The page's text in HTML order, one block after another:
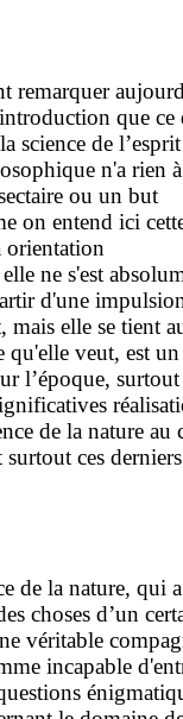
remarquer
que ce
science de
n'a rien
ou un but
on entend ici
orientation
ne s'est
d'une
mais elle se tient
qu'elle veut, est un
l’époque,
de la nature au
surtout ces derniers
de la nature, qui a
choses d’un
véritable
incapable